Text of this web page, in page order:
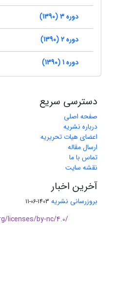
دوره 3 (1390)
دوره 2 (1390)
دوره 1 (1390)
دسترسی سریع
صفحه اصلی
درباره نشریه
اعضای هیات تحریریه
ارسال مقاله
تماس با ما
نقشه سایت
آخرین اخبار
بروزرسانی نشریه 1403-06-11
licenses/by-nc/4.0/